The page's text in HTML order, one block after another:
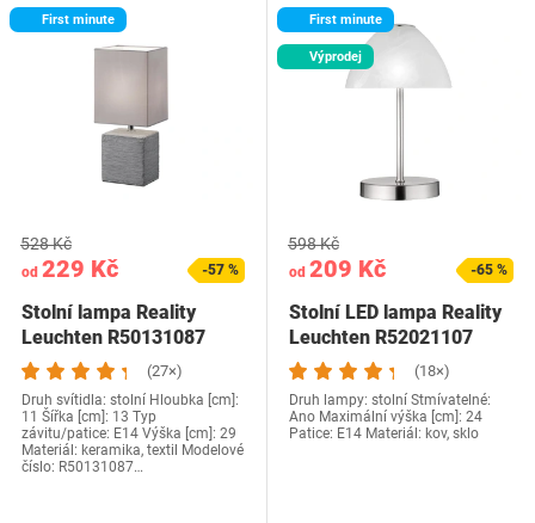
First minute
od 229 Kč
528 Kč
-57 %
Stolní lampa Reality
Leuchten R50131087
PING
(27×)
Druh svítidla: stolní Hloubka [cm]:
11 Šířka [cm]: 13 Typ
závitu/patice: E14 Výška [cm]: 29
Materiál: keramika, textil Modelové
číslo: R50131087…
First minute
Výprodej
od 209 Kč
598 Kč
-65 %
Stolní LED lampa Reality
Leuchten R52021107
(18×)
Druh lampy: stolní Stmívatelné:
Ano Maximální výška [cm]: 24
Patice: E14 Materiál: kov, sklo